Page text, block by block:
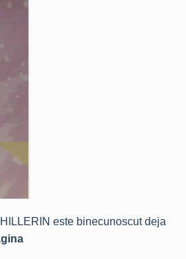
este binecunoscut deja